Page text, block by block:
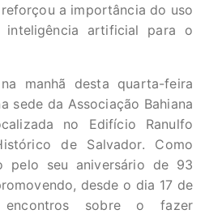
a importância do uso
artificial para o
manhã desta quarta-feira
sede da Associação Bahiana
no Edifício Ranulfo
de Salvador. Como
pelo seu aniversário de 93
desde o dia 17 de
sobre o fazer